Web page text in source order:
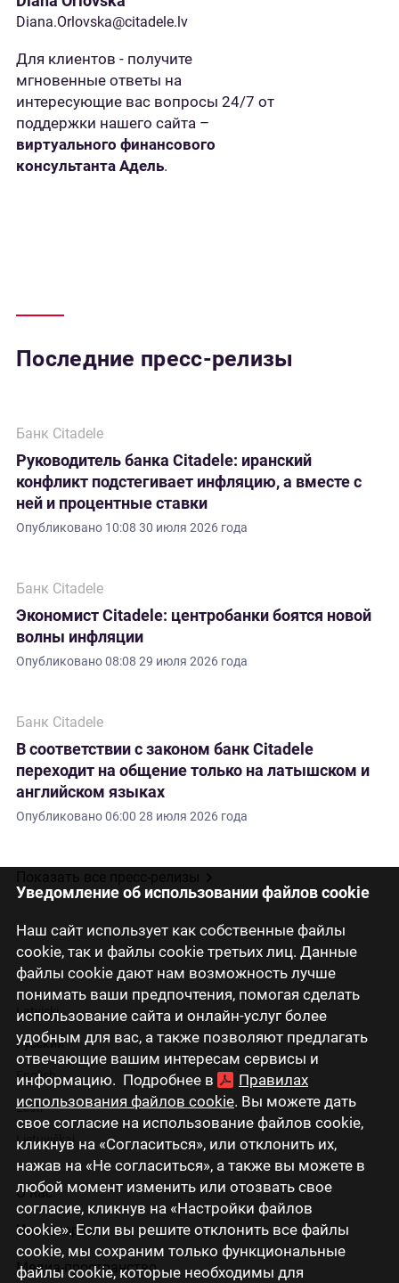
Уведомление об использовании файлов cookie
Наш сайт использует как собственные файлы
cookie, так и файлы cookie третьих лиц. Данные
файлы cookie дают нам возможность лучше
понимать ваши предпочтения, помогая сделать
использование сайта и онлайн-услуг более
удобным для вас, а также позволяют предлагать
отвечающие вашим интересам сервисы и
информацию. Подробнее в
Правилах
использования файлов cookie. Вы можете дать
свое согласие на использование файлов cookie,
кликнув на «Согласиться», или отклонить их,
нажав на «Не согласиться», а также вы можете в
любой момент изменить или отозвать свое
согласие, кликнув на «Настройки файлов
cookie». Если вы решите отклонить все файлы
cookie, мы сохраним только функциональные
файлы cookie, которые необходимы для
Diana.Orlovska@citadele.lv
Для клиентов - получите
мгновенные ответы на
интересующие вас вопросы 24/7 от
поддержки нашего сайта –
виртуального финансового
консультанта Адель.
Последние пресс-релизы
Банк Citadele
Руководитель банка Citadele: иранский
конфликт подстегивает инфляцию, а вместе с
ней и процентные ставки
Опубликовано 10:08 30 июля 2026 года
Банк Citadele
Экономист Citadele: центробанки боятся новой
волны инфляции
Опубликовано08:08 29 июля 2026 года
Банк Citadele
В соответствии с законом банк Citadele
переходит на общение только на латышском и
английском языках
Опубликовано06:00 28 июля 2026 года
Latviski
Русский
English
Eesti
Lietuviškai
О нас
Инвесторам
Медиа-пространство